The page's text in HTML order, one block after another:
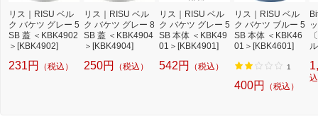
リス｜RISU ベル
ク バケツ グレー 5
SB 蓋 ＜KBK4902
＞[KBK4902]
231円 （税込）
リス｜RISU ベル
ク バケツ グレー 8
SB 蓋 ＜KBK4904
＞[KBK4904]
250円 （税込）
リス｜RISU ベル
ク バケツ グレー 5
SB 本体 ＜KBK49
01＞[KBK4901]
542円 （税込）
リス｜RISU ベル
ク バケツ ブルー 5
SB 本体 ＜KBK46
01＞[KBK4601]
1
400円 （税込）